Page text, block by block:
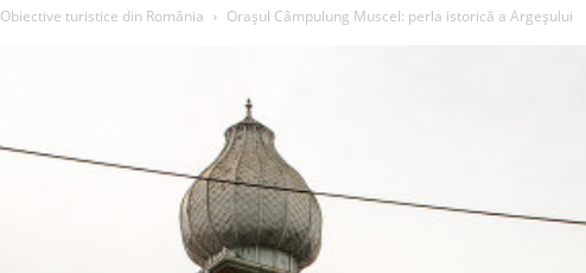
Obiective turistice din România Orașul Câmpulung Muscel: perla istorică a Argeșului